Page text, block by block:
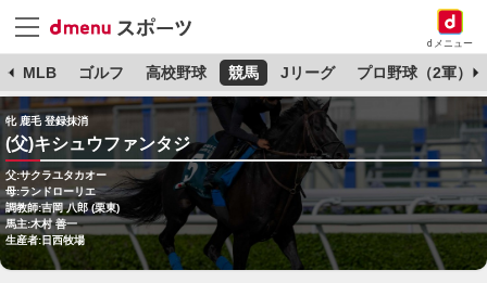
dメニュー
MLB ゴルフ 高校野球 競馬 Jリーグ プロ野球（2軍）
牝 鹿毛 登録抹消
(父)キシュウファンタジ
父:サクラユタカオー
母:ランドローリエ
調教師:吉岡 八郎 (栗東)
馬主:木村 善一
生産者:日西牧場